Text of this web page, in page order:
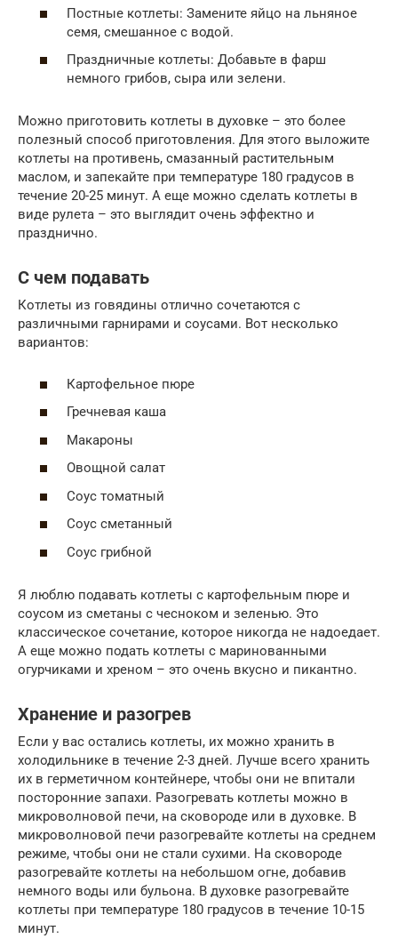
Постные котлеты: Замените яйцо на льняное
семя, смешанное с водой.
Праздничные котлеты: Добавьте в фарш
немного грибов, сыра или зелени.
Можно приготовить котлеты в духовке – это более
полезный способ приготовления. Для этого выложите
котлеты на противень, смазанный растительным
маслом, и запекайте при температуре 180 градусов в
течение 20-25 минут. А еще можно сделать котлеты в
виде рулета – это выглядит очень эффектно и
празднично.
С чем подавать
Котлеты из говядины отлично сочетаются с
различными гарнирами и соусами. Вот несколько
вариантов:
Картофельное пюре
Гречневая каша
Макароны
Овощной салат
Соус томатный
Соус сметанный
Соус грибной
Я люблю подавать котлеты с картофельным пюре и
соусом из сметаны с чесноком и зеленью. Это
классическое сочетание, которое никогда не надоедает.
А еще можно подать котлеты с маринованными
огурчиками и хреном – это очень вкусно и пикантно.
Хранение и разогрев
Если у вас остались котлеты, их можно хранить в
холодильнике в течение 2-3 дней. Лучше всего хранить
их в герметичном контейнере, чтобы они не впитали
посторонние запахи. Разогревать котлеты можно в
микроволновой печи, на сковороде или в духовке. В
микроволновой печи разогревайте котлеты на среднем
режиме, чтобы они не стали сухими. На сковороде
разогревайте котлеты на небольшом огне, добавив
немного воды или бульона. В духовке разогревайте
котлеты при температуре 180 градусов в течение 10-15
минут.